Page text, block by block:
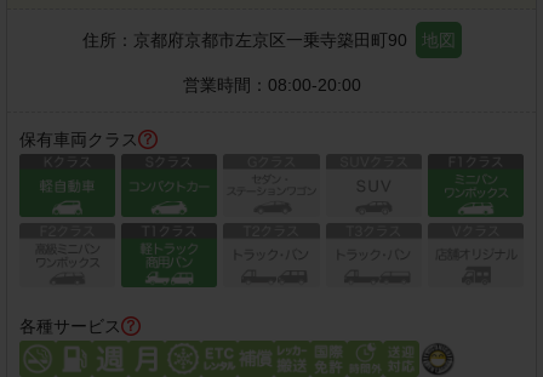
住所： 京都府京都市左京区一乗寺築田町90 地図
営業時間： 08:00-20:00
保有車両クラス
各種サービス